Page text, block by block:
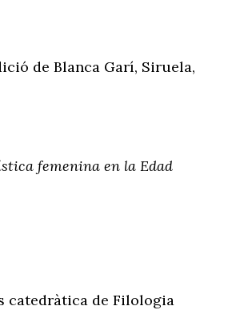
de Blanca Garí, Siruela,
femenina en la Edad
catedràtica de Filologia